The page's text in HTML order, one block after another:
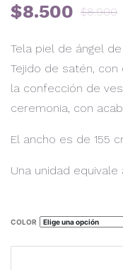
$8.900
$8.500
Tela piel de ángel
Tejido de satén,
la confección de
ceremonia, con
El ancho es de 155
Una unidad
COLOR